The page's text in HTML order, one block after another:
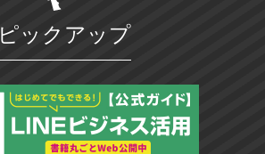
ピックアップ